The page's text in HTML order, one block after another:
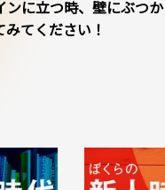
に立つ時、壁にぶつ
てください！